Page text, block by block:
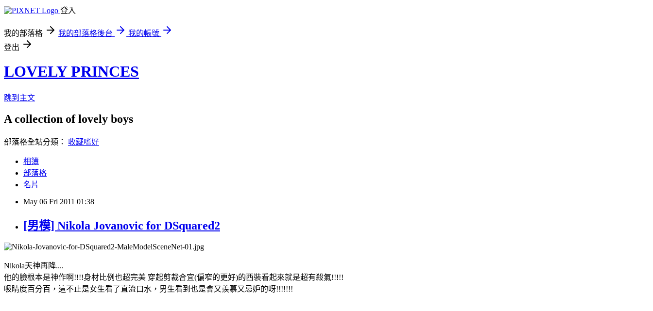
登入
我的部落格 我的部落格後台
我的帳號
登出
LOVELY PRINCES
跳到主文
A collection of lovely boys
部落格全站分類： 收藏嗜好
相簿
部落格
名片
May 06 Fri 2011 01:38
[男模] Nikola Jovanovic for DSquared2
Nikola天神再降....
他的臉根本是神作啊!!!!身材比例也超完美 穿起剪裁合宜(偏窄的更好)的西裝看起來就是超有殺氣!!!!!
吸睛度百分百，這不止是女生看了直流口水，男生看到也是會又羨慕又忌妒的呀!!!!!!!